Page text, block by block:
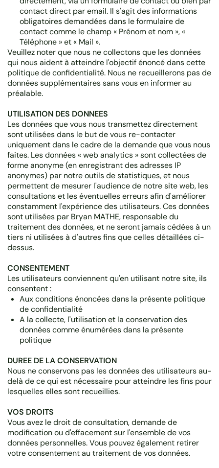
contact direct par email. Il s'agit des informations
obligatoires demandées dans le formulaire de
contact comme le champ « Prénom et nom », «
Téléphone » et « Mail ».
Veuillez noter que nous ne collectons que les données
qui nous aident à atteindre l'objectif énoncé dans cette
politique de confidentialité. Nous ne recueillerons pas de
données supplémentaires sans vous en informer au
préalable.
UTILISATION DES DONNEES
Les données que vous nous transmettez directement
sont utilisées dans le but de vous re-contacter
uniquement dans le cadre de la demande que vous nous
faites. Les données « web analytics » sont collectées de
forme anonyme (en enregistrant des adresses IP
anonymes) par notre outils de statistiques, et nous
permettent de mesurer l'audience de notre site web, les
consultations et les éventuelles erreurs afin d'améliorer
constamment l'expérience des utilisateurs. Ces données
sont utilisées par Bryan MATHE, responsable du
traitement des données, et ne seront jamais cédées à un
tiers ni utilisées à d'autres fins que celles détaillées ci-
dessus.
CONSENTEMENT
Les utilisateurs conviennent qu'en utilisant notre site, ils
consentent :
Aux conditions énoncées dans la présente politique
de confidentialité
A la collecte, l'utilisation et la conservation des
données comme énumérées dans la présente
politique
DUREE DE LA CONSERVATION
Nous ne conservons pas les données des utilisateurs au-
delà de ce qui est nécessaire pour atteindre les fins pour
lesquelles elles sont recueillies.
VOS DROITS
Vous avez le droit de consultation, demande de
modification ou d'effacement sur l'ensemble de vos
données personnelles. Vous pouvez également retirer
votre consentement au traitement de vos données.